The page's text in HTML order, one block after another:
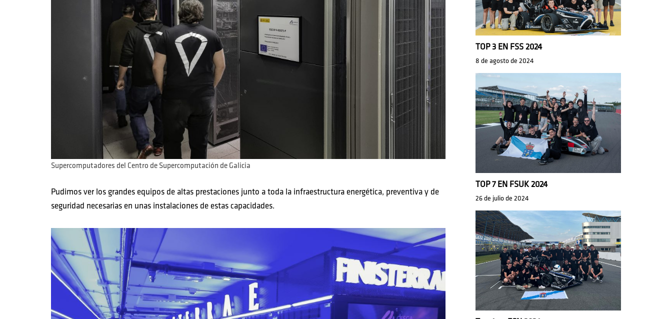
Supercomputadores del Centro de Supercomputación de Galicia
Pudimos ver los grandes equipos de altas prestaciones junto a toda la infraestructura energética, preventiva y de
seguridad necesarias en unas instalaciones de estas capacidades.
TOP 3 EN FSS 2024
8 de agosto de 2024
TOP 7 EN FSUK 2024
26 de julio de 2024